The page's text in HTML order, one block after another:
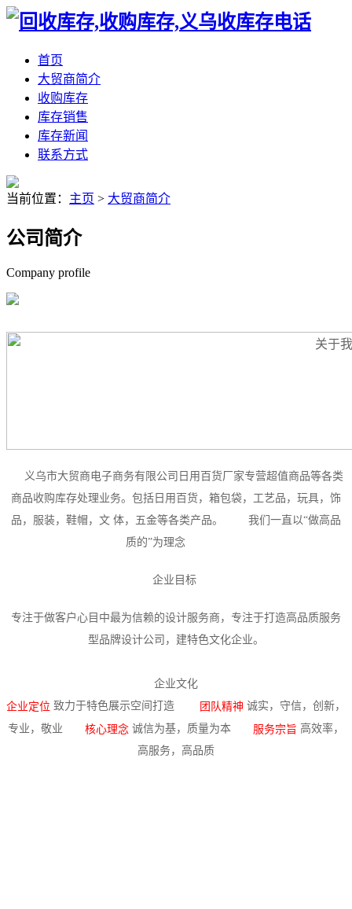
首页
大贸商简介
收购库存
库存销售
库存新闻
联系方式
当前位置： 主页 > 大贸商简介
公司简介
Company profile
义乌市大贸商电子商务有限公司日用百货厂家专营超值商品等各类
商品收购库存处理业务。包括日用百货，箱包袋，工艺品，玩具，饰
品，服装，鞋帽，文 体，五金等各类产品。 我们一直以“做高品
质的”为理念
企业目标
专注于做客户心目中最为信赖的设计服务商，专注于打造高品质服务
型品牌设计公司，建特色文化企业。
企业文化
企业定位 致力于特色展示空间打造 团队精神 诚实，守信，创新，
专业，敬业 核心理念 诚信为基，质量为本 服务宗旨 高效率，
高服务，高品质